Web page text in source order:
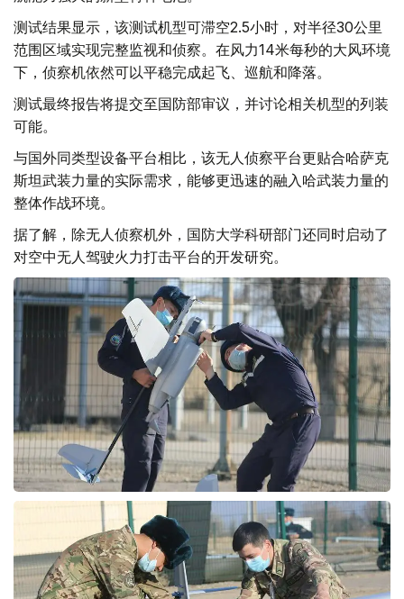
测试结果显示，该测试机型可滞空2.5小时，对半径30公里
范围区域实现完整监视和侦察。在风力14米每秒的大风环境
下，侦察机依然可以平稳完成起飞、巡航和降落。
测试最终报告将提交至国防部审议，并讨论相关机型的列装
可能。
与国外同类型设备平台相比，该无人侦察平台更贴合哈萨克
斯坦武装力量的实际需求，能够更迅速的融入哈武装力量的
整体作战环境。
据了解，除无人侦察机外，国防大学科研部门还同时启动了
对空中无人驾驶火力打击平台的开发研究。